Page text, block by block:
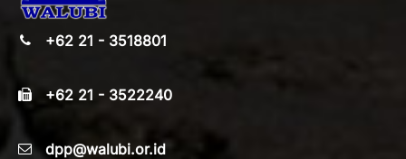
+62 21 - 3518801
+62 21 - 3522240
dpp@walubi.or.id